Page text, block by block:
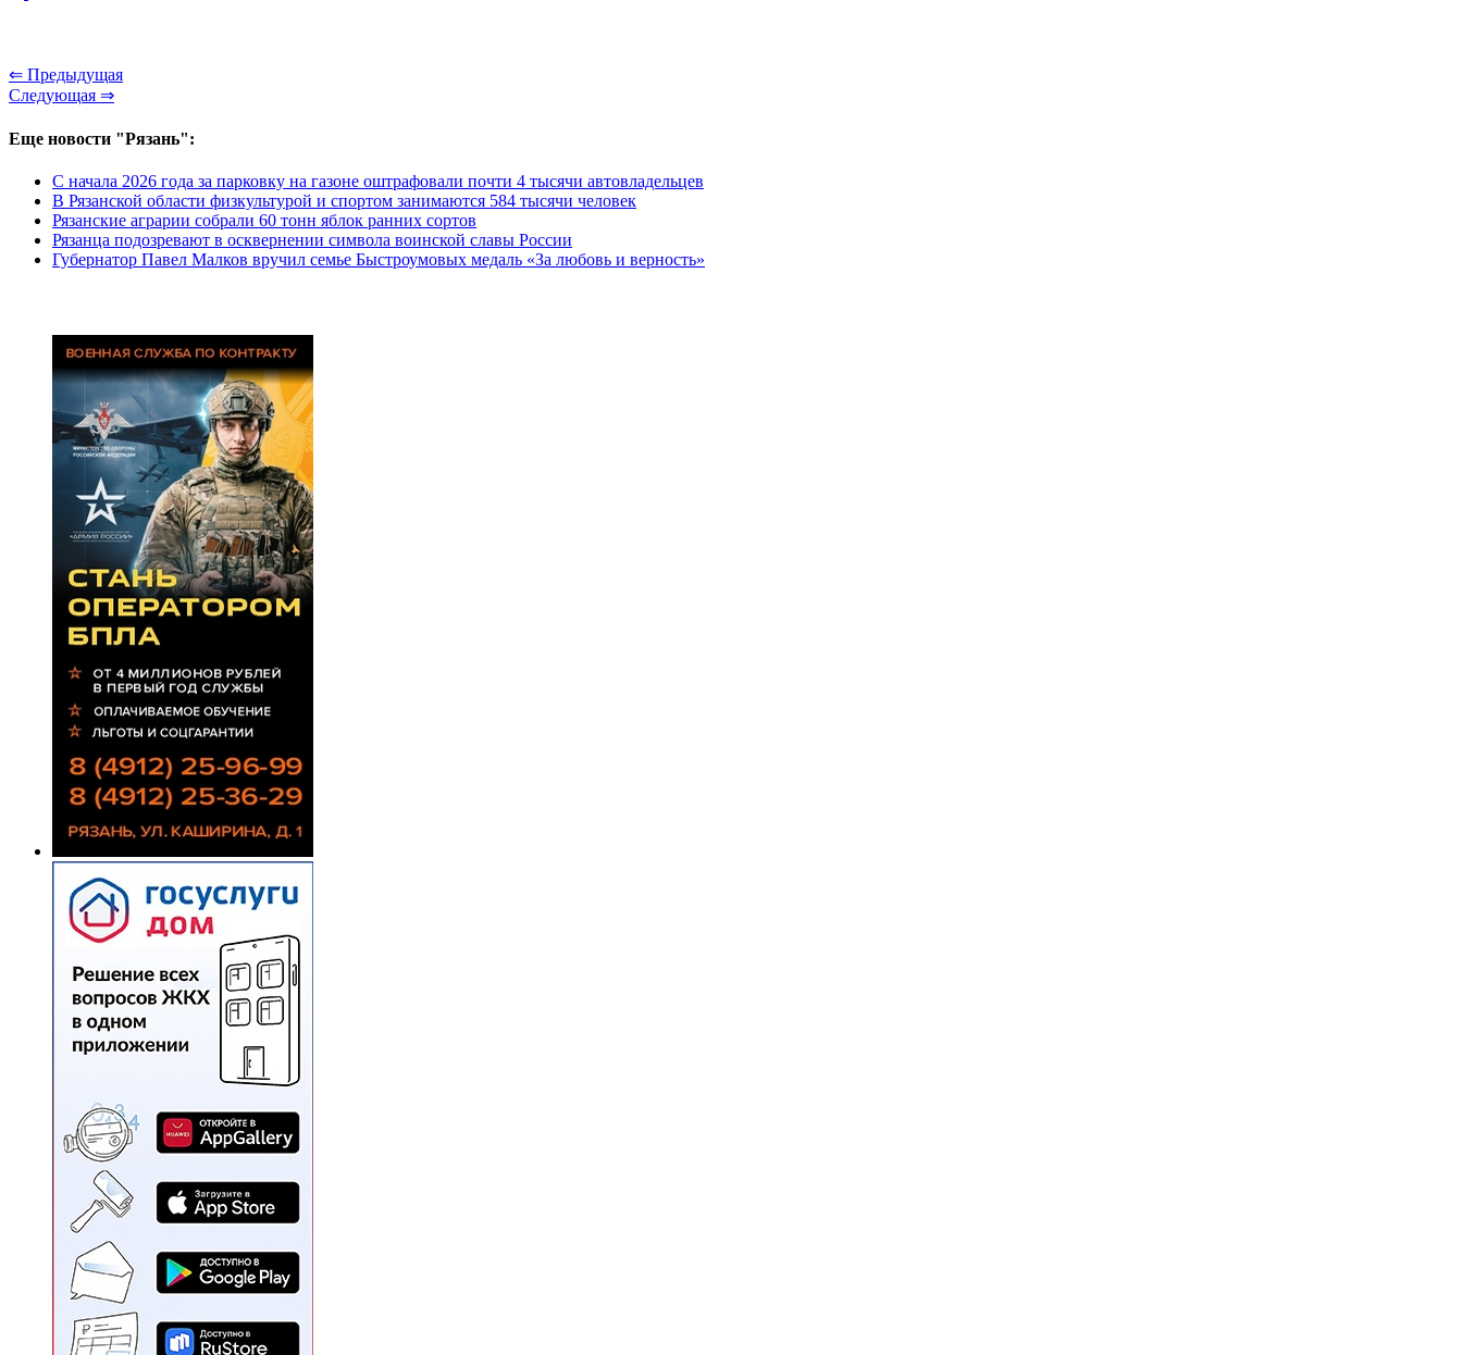
⇐ Предыдущая
Следующая ⇒
Еще новости "Рязань":
С начала 2026 года за парковку на газоне оштрафовали почти 4 тысячи автовладельцев
В Рязанской области физкультурой и спортом занимаются 584 тысячи человек
Рязанские аграрии собрали 60 тонн яблок ранних сортов
Рязанца подозревают в осквернении символа воинской славы России
Губернатор Павел Малков вручил семье Быстроумовых медаль «За любовь и верность»